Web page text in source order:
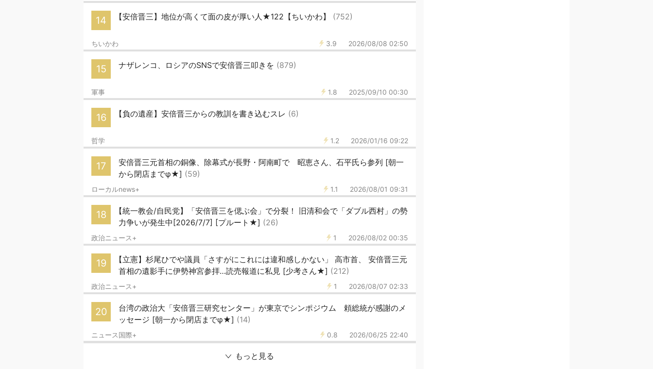
14 【安倍晋三】地位が高くて面の皮が厚い人★122【ちいかわ】 (752)
3.9 2026/08/08 02:50
ちいかわ
15 ナザレンコ、ロシアのSNSで安倍晋三叩きを (879)
1.8 2025/09/10 00:30
軍事
16 【負の遺産】安倍晋三からの教訓を書き込むスレ (6)
1.2 2026/01/16 09:22
哲学
17
安倍晋三元首相の銅像、除幕式が長野・阿南町で 昭恵さん、石平氏ら参列 [朝一
から閉店までφ★] (59)
1.1 2026/08/01 09:31
ローカルnews+
18
【統一教会/自民党】「安倍晋三を偲ぶ会」で分裂！ 旧清和会で「ダブル西村」の勢
力争いが発生中[2026/7/7] [プルート★] (26)
1 2026/08/02 00:35
政治ニュース+
19
【立憲】杉尾ひでや議員「さすがにこれには違和感しかない」 高市首、 安倍晋三元
首相の遺影手に伊勢神宮参拝…読売報道に私見 [少考さん★] (212)
1 2026/08/07 02:33
政治ニュース+
20
台湾の政治大「安倍晋三研究センター」が東京でシンポジウム 頼総統が感謝のメ
ッセージ [朝一から閉店までφ★] (14)
0.8 2026/06/25 22:40
ニュース国際+
もっと見る